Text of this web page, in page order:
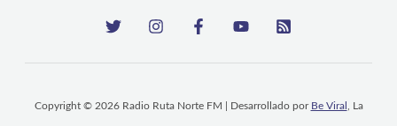
Copyright © 2026 Radio Ruta Norte FM | Desarrollado por Be Viral , La